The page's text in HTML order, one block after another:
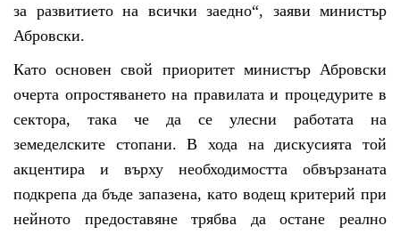
за развитието на всички заедно“, заяви министър
Абровски.
Като основен свой приоритет министър Абровски
очерта опростяването на правилата и процедурите в
сектора, така че да се улесни работата на
земеделските стопани. В хода на дискусията той
акцентира и върху необходимостта обвързаната
подкрепа да бъде запазена, като водещ критерий при
нейното предоставяне трябва да остане реално